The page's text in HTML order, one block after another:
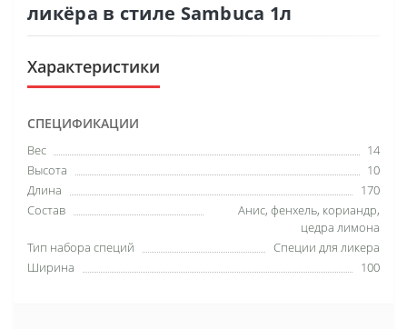
ликёра в стиле Sambuca 1л
Характеристики
СПЕЦИФИКАЦИИ
Вес
14
Высота
10
Длина
170
Состав
Анис, фенхель, кориандр,
цедра лимона
Тип набора специй
Специи для ликера
Ширина
100